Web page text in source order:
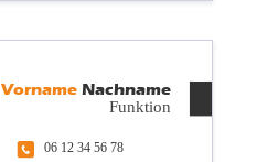
06 12 34 56 78
Funktion
VornameNachname